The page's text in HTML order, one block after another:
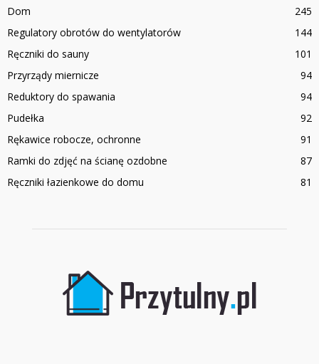
Dom
245
Regulatory obrotów do wentylatorów
144
Ręczniki do sauny
101
Przyrządy miernicze
94
Reduktory do spawania
94
Pudełka
92
Rękawice robocze, ochronne
91
Ramki do zdjęć na ścianę ozdobne
87
Ręczniki łazienkowe do domu
81